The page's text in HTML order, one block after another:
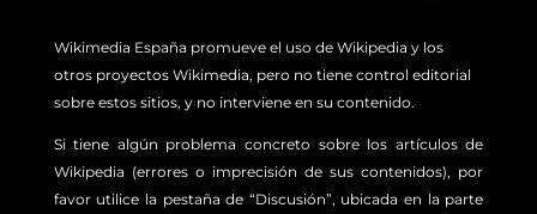
Wikimedia España promueve el uso de Wikipedia y los
otros proyectos Wikimedia, pero no tiene control editorial
sobre estos sitios, y no interviene en su contenido.
Si tiene algún problema concreto sobre los artículos de
Wikipedia (errores o imprecisión de sus contenidos), por
favor utilice la pestaña de “Discusión”, ubicada en la parte